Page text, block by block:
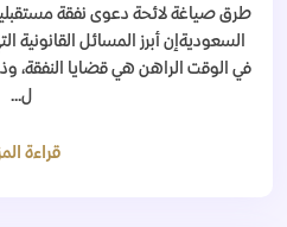
طرق صياغة لائحة دعوى نفقة
السعوديةإن أبرز المسائل
في الوقت الراهن هي قضايا النفقة،
ل...
قراءة